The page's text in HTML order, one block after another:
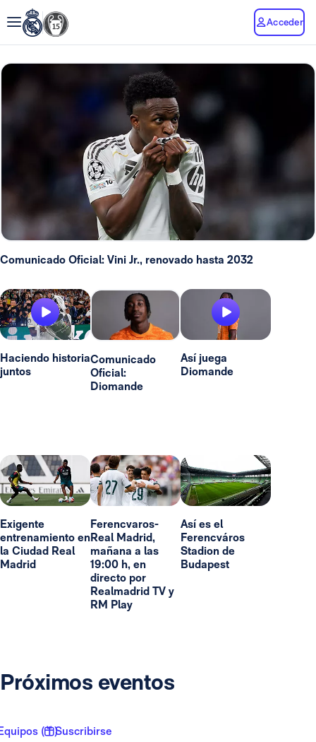
Acceder
Comunicado Oficial: Vini Jr., renovado hasta 2032
Haciendo historia
juntos
Comunicado
Oficial:
Diomande
Así juega
Diomande
Exigente
entrenamiento en
la Ciudad Real
Madrid
Ferencvaros-
Real Madrid,
mañana a las
19:00 h, en
directo por
Realmadrid TV y
RM Play
Así es el
Ferencváros
Stadion de
Budapest
Próximos eventos
( 1 )Suscribirse